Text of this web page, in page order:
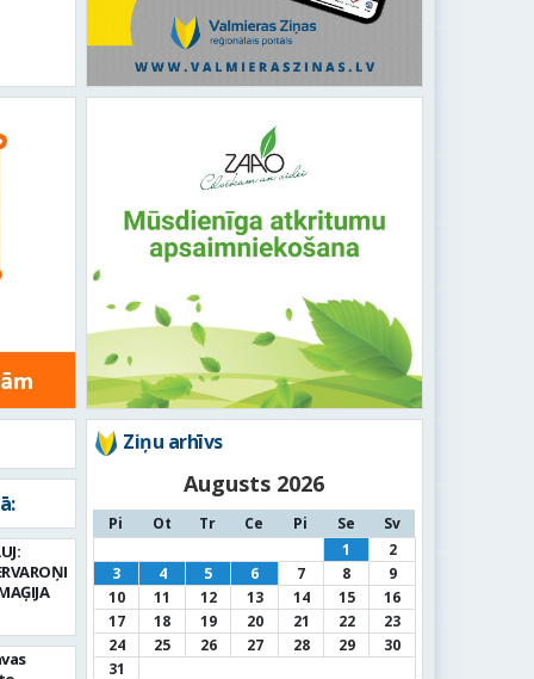
Ziņu arhīvs
Augusts 2026
Pi Ot Tr Ce Pi Se
Sv
1
2
3
4 5 6 7 8
9
10
11 12 13 14 15
16
17
18 19 20 21 22
23
24
25 26 27 28 29
30
31